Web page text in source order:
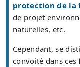
protection de la
de projet
naturelles, etc.
Cependant, se
convoité dans